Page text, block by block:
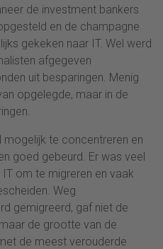
de investment bankers
en de champagne
gekeken naar IT. Wel werd
afgegeven
uit besparingen. Menig
opgelegde, maar in de
te concentreren en
goed gebeurd. Er was veel
om te migreren en vaak
Weg
gemigreerd, gaf niet de
de grootte van de
de meest verouderde